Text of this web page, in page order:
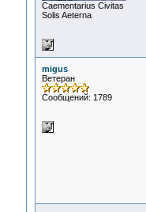
Сaementarius Civitas
Solis Aeterna
migus
Ветеран
Сообщений: 1789